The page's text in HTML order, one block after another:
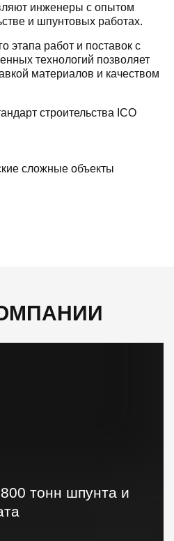
инженеры с опытом
и шпунтовых работах.
этапа работ и поставок с
технологий позволяет
материалов и качеством
строительства ICO
сложные объекты
тонн шпунта и